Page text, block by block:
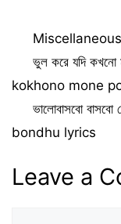
Categories
Miscellaneous
ভুল করে যদি
kokhono mone
ভালোবাসবো
bondhu lyrics
Leave a